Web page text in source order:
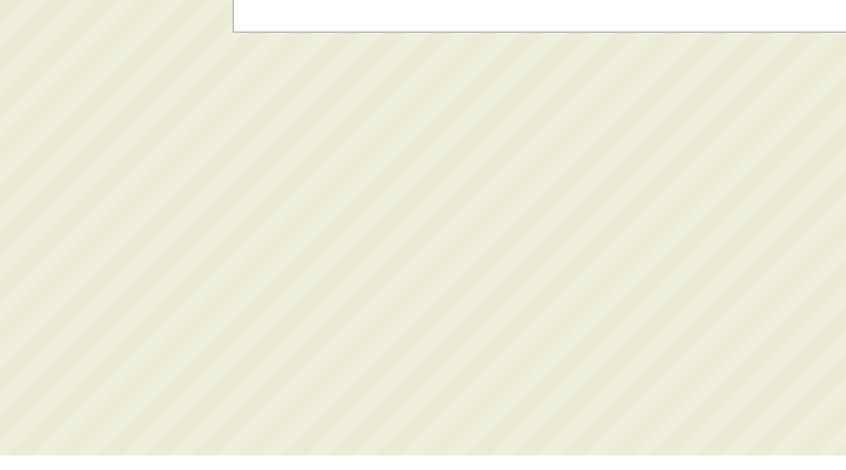
学ぶ・文化・スポーツ